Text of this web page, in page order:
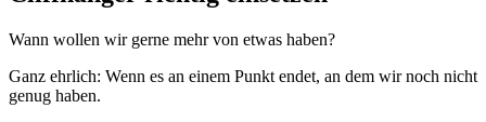
Wann wollen wir gerne mehr von etwas haben?
Ganz ehrlich: Wenn es an einem Punkt endet, an dem wir noch nicht
genug haben.